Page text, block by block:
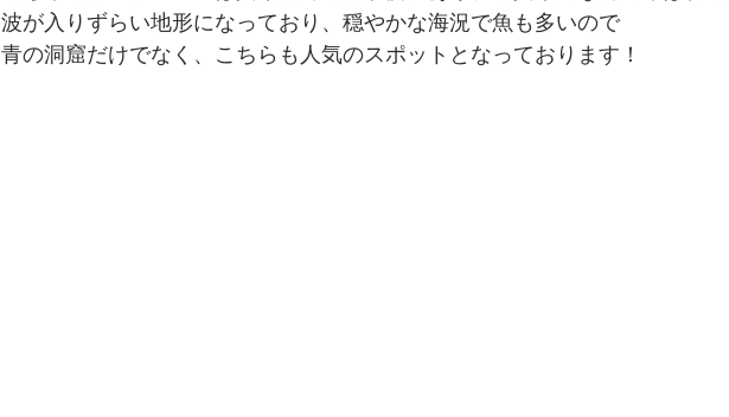
波が入りずらい地形になっており、穏やかな海況で魚も多いので
青の洞窟だけでなく、こちらも人気のスポットとなっております！